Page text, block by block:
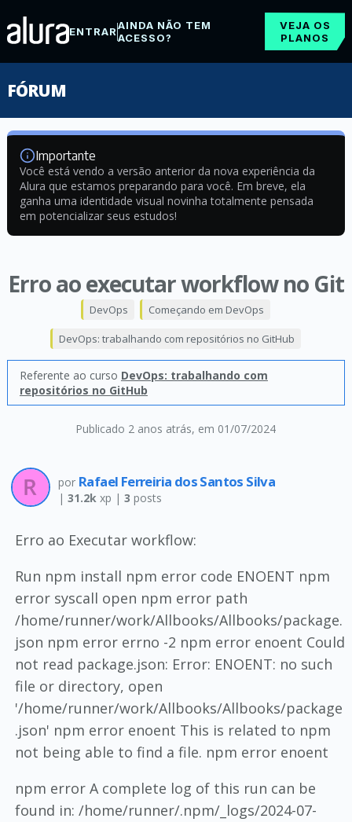
ENTRARAINDA NÃO TEM
ACESSO?
VEJA OS
PLANOS
FÓRUM
Importante
Você está vendo a versão anterior da nova experiência da
Alura que estamos preparando para você. Em breve, ela
ganha uma identidade visual novinha totalmente pensada
em potencializar seus estudos!
Erro ao executar workflow no Git
Publicado 2 anos atrás, em 01/07/2024
DevOps Começando em DevOps
DevOps: trabalhando com repositórios no GitHub
Referente ao curso DevOps: trabalhando com
repositórios no GitHub
por Rafael Ferreiria dos Santos Silva
| 31.2kxp | 3 posts
Erro ao Executar workflow:
Run npm install npm error code ENOENT npm
error syscall open npm error path
/home/runner/work/Allbooks/Allbooks/package.
json npm error errno -2 npm error enoent Could
not read package.json: Error: ENOENT: no such
file or directory, open
'/home/runner/work/Allbooks/Allbooks/package
.json' npm error enoent This is related to npm
not being able to find a file. npm error enoent
npm error A complete log of this run can be
found in: /home/runner/.npm/_logs/2024-07-